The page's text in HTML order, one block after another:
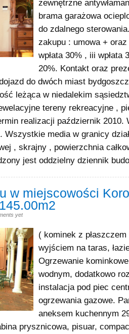
zewnętrzne
brama garażowa
do zdalnego
zakupu : umowa + oraz
wpłata 30% , iii wpłata
20%. Kontakt oraz
do dwóch miast
leżąca w niedalekim
tereny rekreacyjne ,
realizacji październik 2010.
Wszystkie media w granicy
, skrajny , powierzchnia
jest oddzielny dziennik
w miejscowości
yet
( kominek z
wyjściem na taras,
Ogrzewanie
wodnym, dodatkowo
instalacja pod piec
ogrzewania gazowe.
aneksem kuchennym
prysznicowa, pisuar,